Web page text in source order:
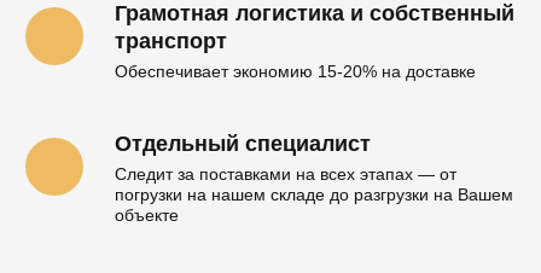
Грамотная логистика и собственный
транспорт
Обеспечивает экономию 15-20% на доставке
Отдельный специалист
Следит за поставками на всех этапах — от
погрузки на нашем складе до разгрузки на Вашем
объекте